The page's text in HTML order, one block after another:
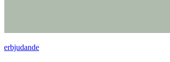
erbjudande